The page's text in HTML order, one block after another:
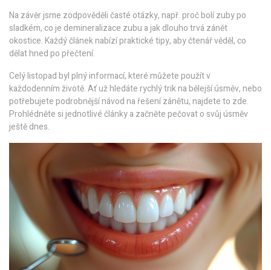
Na závěr jsme zodpověděli časté otázky, např. proč bolí zuby po
sladkém, co je demineralizace zubu a jak dlouho trvá zánět
okostice. Každý článek nabízí praktické tipy, aby čtenář věděl, co
dělat hned po přečtení.
Celý listopad byl plný informací, které můžete použít v
každodenním životě. Ať už hledáte rychlý trik na bělejší úsměv, nebo
potřebujete podrobnější návod na řešení zánětu, najdete to zde.
Prohlédněte si jednotlivé články a začněte pečovat o svůj úsměv
ještě dnes.